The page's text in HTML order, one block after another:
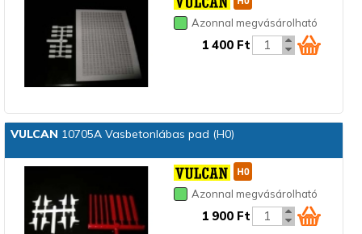
Azonnal megvásárolható
1 400 Ft
VULCAN 10705A Vasbetonlábas pad (H0)
Azonnal megvásárolható
1 900 Ft